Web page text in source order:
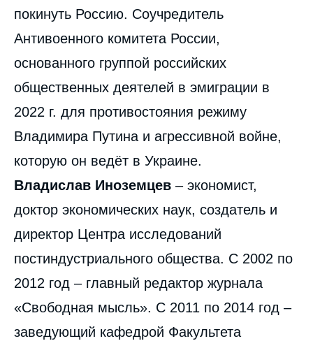
покинуть Россию. Соучредитель
Антивоенного комитета России,
основанного группой российских
общественных деятелей в эмиграции в
2022 г. для противостояния режиму
Владимира Путина и агрессивной войне,
которую он ведёт в Украине.
Владислав Иноземцев – экономист,
доктор экономических наук, создатель и
директор Центра исследований
постиндустриального общества. С 2002 по
2012 год – главный редактор журнала
«Свободная мысль». С 2011 по 2014 год –
заведующий кафедрой Факультета